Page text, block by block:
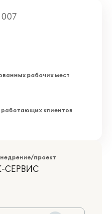
рабочих мест
клиентов
проект
СЕРВИС